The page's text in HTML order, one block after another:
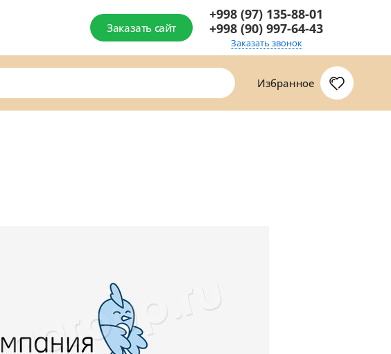
Заказать сайт
+998 (97) 135-88-01
+998 (90) 997-64-43
Заказать звонок
Избранное